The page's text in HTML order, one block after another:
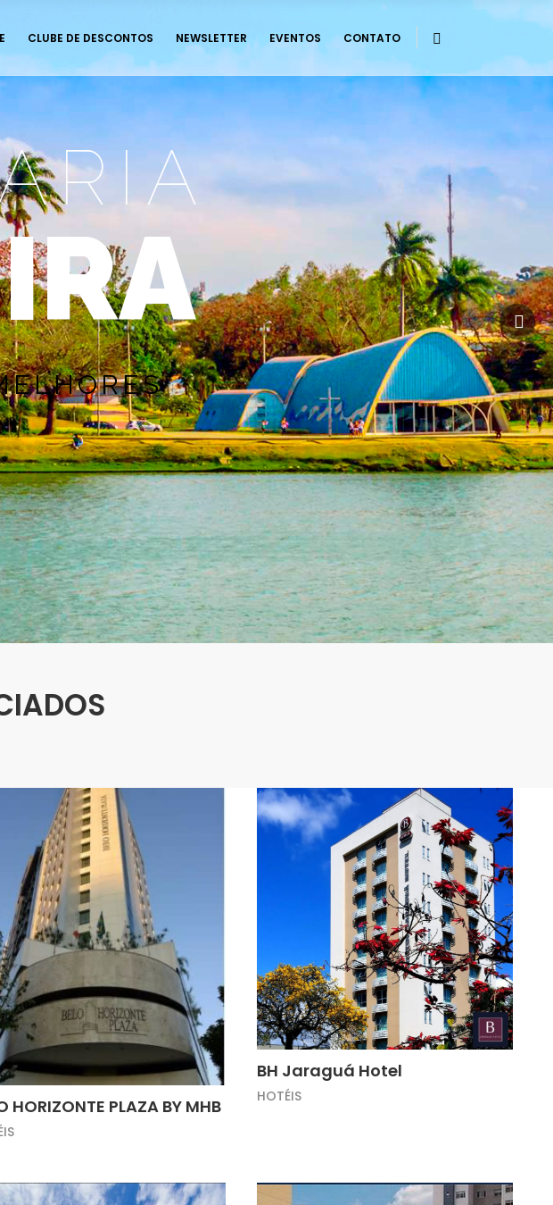
CLUBE DE DESCONTOS NEWSLETTER EVENTOS CONTATO
ELHORES
HORIZONTE PLAZA BY MHB
BH Jaraguá Hotel
HOTÉIS